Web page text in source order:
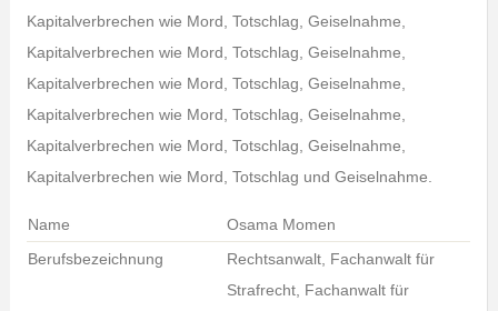
Kapitalverbrechen wie Mord, Totschlag, Geiselnahme,
Kapitalverbrechen wie Mord, Totschlag, Geiselnahme,
Kapitalverbrechen wie Mord, Totschlag, Geiselnahme,
Kapitalverbrechen wie Mord, Totschlag, Geiselnahme,
Kapitalverbrechen wie Mord, Totschlag, Geiselnahme,
Kapitalverbrechen wie Mord, Totschlag und Geiselnahme.
Name
Osama Momen
Berufsbezeichnung
Rechtsanwalt, Fachanwalt für
Strafrecht, Fachanwalt für